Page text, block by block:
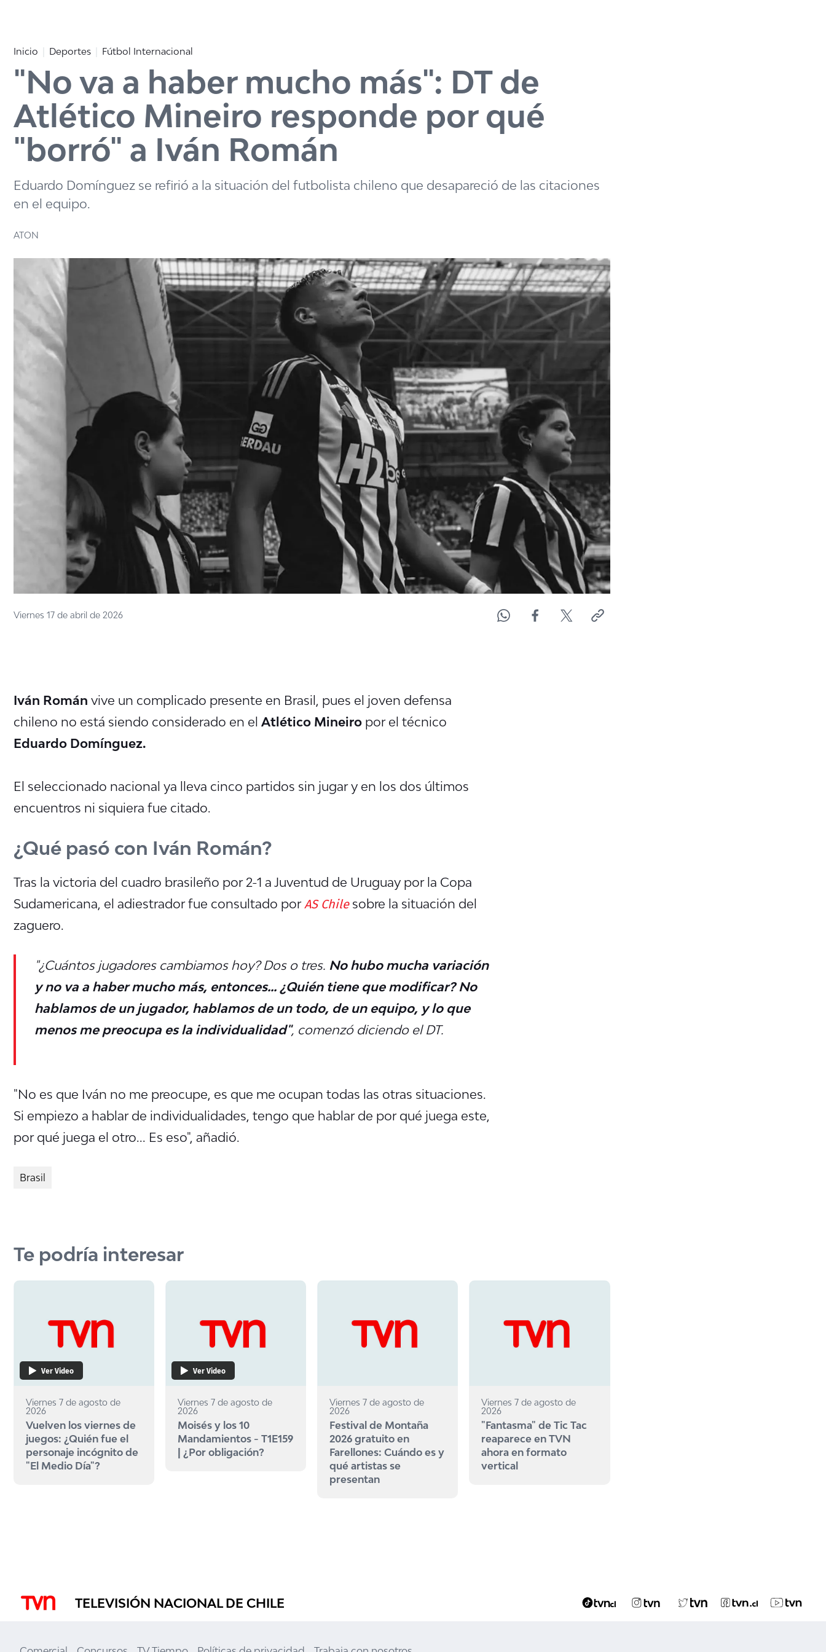
Inicio Deportes Fútbol Internacional
"No va a haber mucho más": DT de
Atlético Mineiro responde por qué
"borró" a Iván Román
Eduardo Domínguez se refirió a la situación del futbolista chileno que desapareció de las citaciones
en el equipo.
ATON
Viernes 17 de abril de 2026
Iván Román vive un complicado presente en Brasil, pues el joven defensa
chileno no está siendo considerado en el Atlético Mineiro por el técnico
Eduardo Domínguez.
El seleccionado nacional ya lleva cinco partidos sin jugar y en los dos últimos
encuentros ni siquiera fue citado.
¿Qué pasó con Iván Román?
Tras la victoria del cuadro brasileño por 2-1 a Juventud de Uruguay por la Copa
Sudamericana, el adiestrador fue consultado porAS Chilesobre la situación del
zaguero.
"¿Cuántos jugadores cambiamos hoy? Dos o tres. No hubo mucha variación
y no va a haber mucho más, entonces... ¿Quién tiene que modificar? No
hablamos de un jugador, hablamos de un todo, de un equipo, y lo que
menos me preocupa es la individualidad", comenzó diciendo el DT.
"No es que Iván no me preocupe, es que me ocupan todas las otras situaciones.
Si empiezo a hablar de individualidades, tengo que hablar de por qué juega este,
por qué juega el otro... Es eso", añadió.
Brasil
Te podría interesar
Ver Video
Viernes 7 de agosto de
2026
Vuelven los viernes de
juegos: ¿Quién fue el
personaje incógnito de
"El Medio Día"?
Ver Video
Viernes 7 de agosto de
2026
Moisés y los 10
Mandamientos - T1E159
| ¿Por obligación?
Viernes 7 de agosto de
2026
Festival de Montaña
2026 gratuito en
Farellones: Cuándo es y
qué artistas se
presentan
Viernes 7 de agosto de
2026
"Fantasma" de Tic Tac
reaparece en TVN
ahora en formato
vertical
TELEVISIÓN NACIONAL DE CHILE